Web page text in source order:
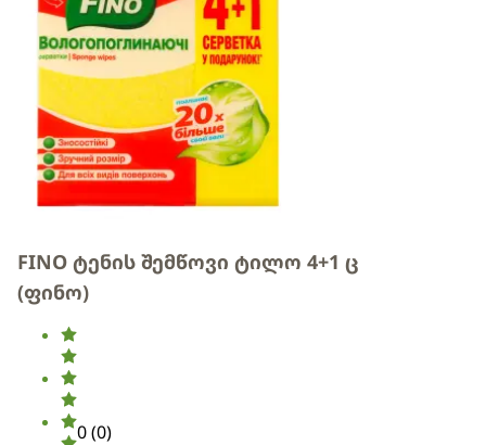
FINO ტენის შემწოვი ტილო 4+1 ც
(ფინო)
0(0)